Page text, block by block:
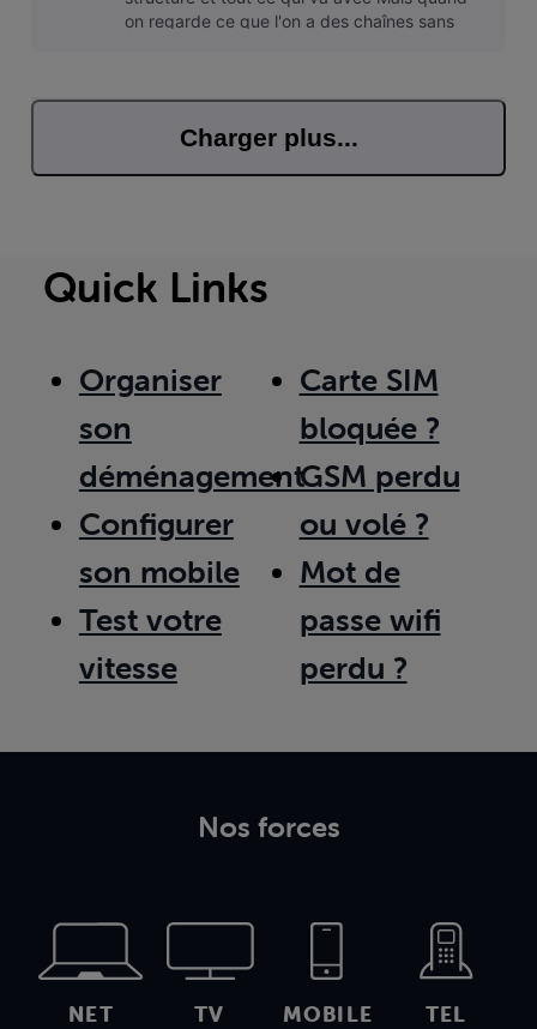
on regarde ce que l'on a des chaînes sans
Charger plus...
Quick Links
Organiser
son
déménagement
Configurer
son mobile
Test votre
vitesse
Carte SIM
bloquée ?
GSM perdu
ou volé ?
Mot de
passe wifi
perdu ?
Nos forces
NET TV MOBILE TEL